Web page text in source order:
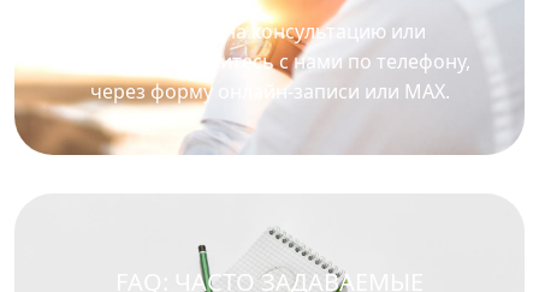
Для записи на консультацию или
процедуру свяжитесь с нами по телефону,
через форму онлайн-записи или MAX.
FAQ: ЧАСТО ЗАДАВАЕМЫЕ